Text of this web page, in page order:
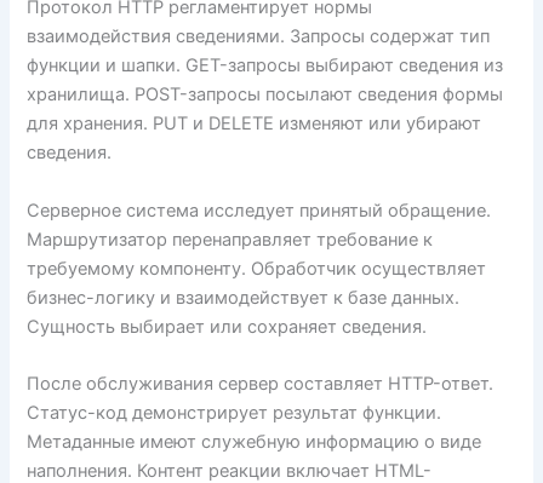
Протокол HTTP регламентирует нормы
взаимодействия сведениями. Запросы содержат тип
функции и шапки. GET-запросы выбирают сведения из
хранилища. POST-запросы посылают сведения формы
для хранения. PUT и DELETE изменяют или убирают
сведения.
Серверное система исследует принятый обращение.
Маршрутизатор перенаправляет требование к
требуемому компоненту. Обработчик осуществляет
бизнес-логику и взаимодействует к базе данных.
Сущность выбирает или сохраняет сведения.
После обслуживания сервер составляет HTTP-ответ.
Статус-код демонстрирует результат функции.
Метаданные имеют служебную информацию о виде
наполнения. Контент реакции включает HTML-